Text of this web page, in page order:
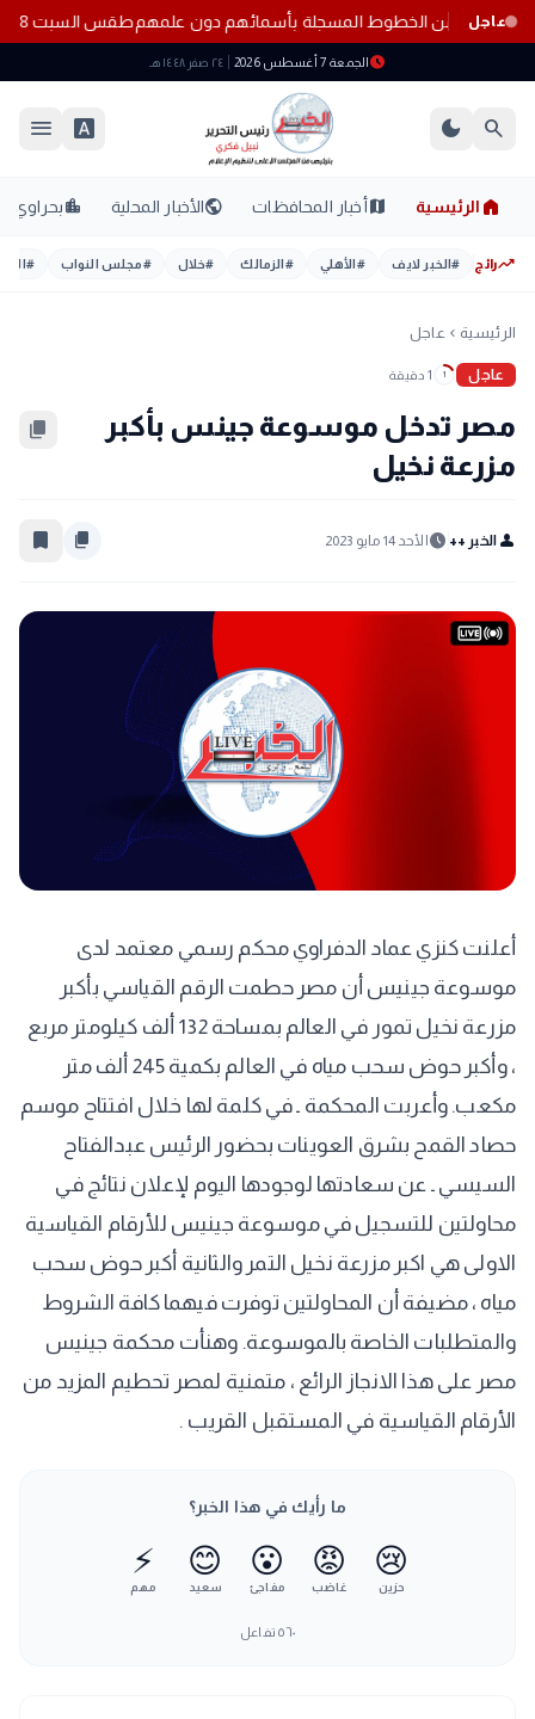
عاجل
المواطنين من الخطوط المسجلة بأسمائهم دون علمهمطقس السبت 8 أغسطس 2026.. حرارة مرتفعة ورطوبة عالية والأرصاد تحذر من أجواء شديدة الحرارة
scheduleالجمعة 7 أغسطس 2026 ٢٤ صفر ١٤٤٨ هـ
search
dark_mode
font_download
menu
home الرئيسية mapأخبار المحافظات publicالأخبار المحلية location_cityبحراوي
trending_upرائج #الخبر لايف #الأهلي #الزمالك #خلال #مجلس النواب #
الرئيسية chevron_left عاجل
عاجل 1 1 دقيقة
مصر تدخل موسوعة جينس بأكبر
مزرعة نخيل
content_copy
person الخبر ++ schedule الأحد 14 مايو 2023 content_copy
bookmark_border
أعلنت كنزي عماد الدفراوي محكم رسمي معتمد لدى
موسوعة جينيس أن مصر حطمت الرقم القياسي بأكبر
مزرعة نخيل تمور في العالم بمساحة 132 ألف كيلومتر مربع
، وأكبر حوض سحب مياه في العالم بكمية 245 ألف متر
مكعب. وأعربت المحكمة ـ في كلمة لها خلال افتتاح موسم
حصاد القمح بشرق العوينات بحضور الرئيس عبدالفتاح
السيسي ـ عن سعادتها لوجودها اليوم لإعلان نتائج في
محاولتين للتسجيل في موسوعة جينيس للأرقام القياسية
الاولى هي اكبر مزرعة نخيل التمر والثانية أكبر حوض سحب
مياه ، مضيفة أن المحاولتين توفرت فيهما كافة الشروط
والمتطلبات الخاصة بالموسوعة. وهنأت محكمة جينيس
مصر على هذا الانجاز الرائع ، متمنية لمصر تحطيم المزيد من
الأرقام القياسية في المستقبل القريب .
ما رأيك في هذا الخبر؟
😢
حزين
😡
غاضب
😮
مفاجئ
😊
سعيد
⚡
مهم
٥٦٠تفاعل